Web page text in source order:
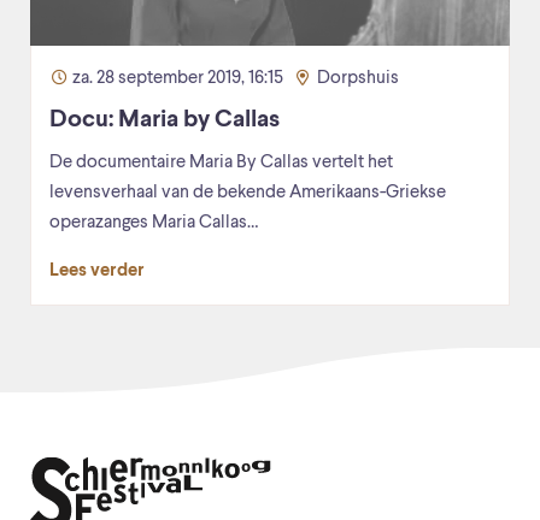
za. 28 september 2019, 16:15 Dorpshuis
Docu: Maria by Callas
De documentaire Maria By Callas vertelt het
levensverhaal van de bekende Amerikaans-Griekse
operazanges Maria Callas…
Lees verder